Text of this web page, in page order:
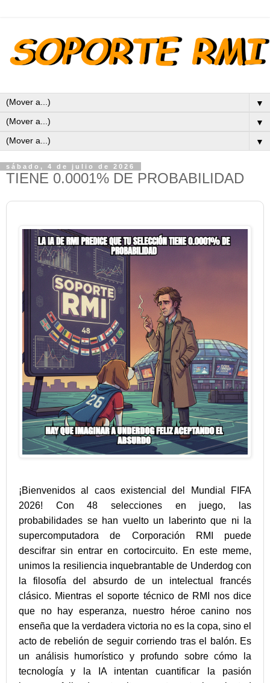
▼
▼
▼
sábado, 4 de julio de 2026
TIENE 0.0001% DE PROBABILIDAD
¡Bienvenidos al caos existencial del Mundial FIFA
2026! Con 48 selecciones en juego, las
probabilidades se han vuelto un laberinto que ni la
supercomputadora de Corporación RMI puede
descifrar sin entrar en cortocircuito. En este meme,
unimos la resiliencia inquebrantable de Underdog con
la filosofía del absurdo de un intelectual francés
clásico. Mientras el soporte técnico de RMI nos dice
que no hay esperanza, nuestro héroe canino nos
enseña que la verdadera victoria no es la copa, sino el
acto de rebelión de seguir corriendo tras el balón. Es
un análisis humorístico y profundo sobre cómo la
tecnología y la IA intentan cuantificar la pasión